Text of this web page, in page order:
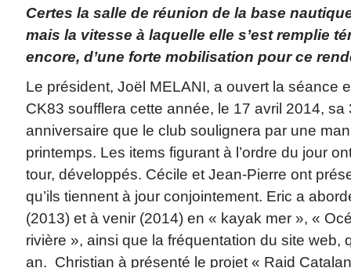
Certes la salle de réunion de la base
mais la vitesse à laquelle elle s’est remplie
encore, d’une forte mobilisation pour ce
Le président, Joël MELANI, a ouvert la séance
CK83 soufflera cette année, le 17 avril 2014,
anniversaire que le club soulignera par une
printemps. Les items figurant à l’ordre du jour
tour, développés. Cécile et Jean-Pierre ont
qu’ils tiennent à jour conjointement. Eric a
(2013) et à venir (2014) en « kayak mer », «
rivière », ainsi que la fréquentation du site web,
an. Christian à présenté le projet « Raid